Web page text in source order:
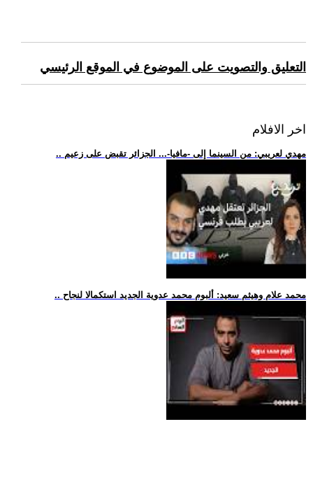
التعليق والتصويت على الموضوع في الموقع الرئيسي
اخر الافلام
.. مهدي لعريبي: من السينما إلى -مافيا-... الجزائر تقبض على زعيم
.. محمد علام وهيثم سعيد: ألبوم محمد عدوية الجديد استكمالا لنجاح